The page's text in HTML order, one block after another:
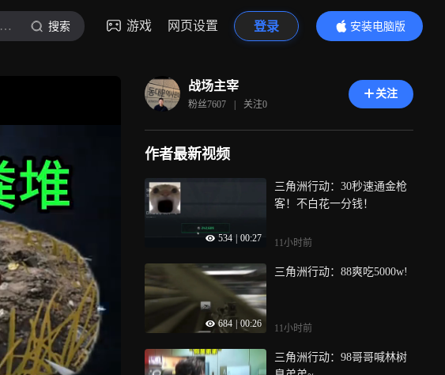
战场主宰 搜索 游戏 网页设置 登录
安装电脑版
内容更精彩
战场主宰
粉丝7607 | 关注0
关注
作者最新视频
534 00:27
三角洲行动：30秒速通金枪
客！不白花一分钱！
11小时前
684 00:26
三角洲行动：88爽吃5000w!
11小时前
三角洲行动：98哥哥喊林树